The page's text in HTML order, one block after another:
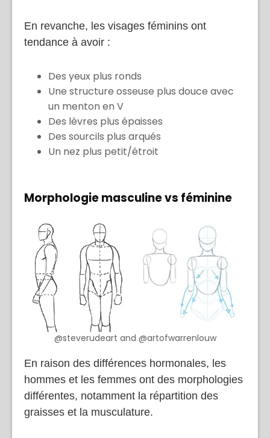
En revanche, les visages féminins ont
tendance à avoir :
Des yeux plus ronds
Une structure osseuse plus douce avec
un menton en V
Des lèvres plus épaisses
Des sourcils plus arqués
Un nez plus petit/étroit
Morphologie masculine vs féminine
@steverudeart and @artofwarrenlouw
En raison des différences hormonales, les
hommes et les femmes ont des morphologies
différentes, notamment la répartition des
graisses et la musculature.